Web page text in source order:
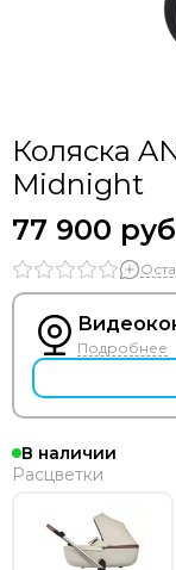
Коляска
Midnight
77 900 руб
Подробнее
В наличии
Расцветки